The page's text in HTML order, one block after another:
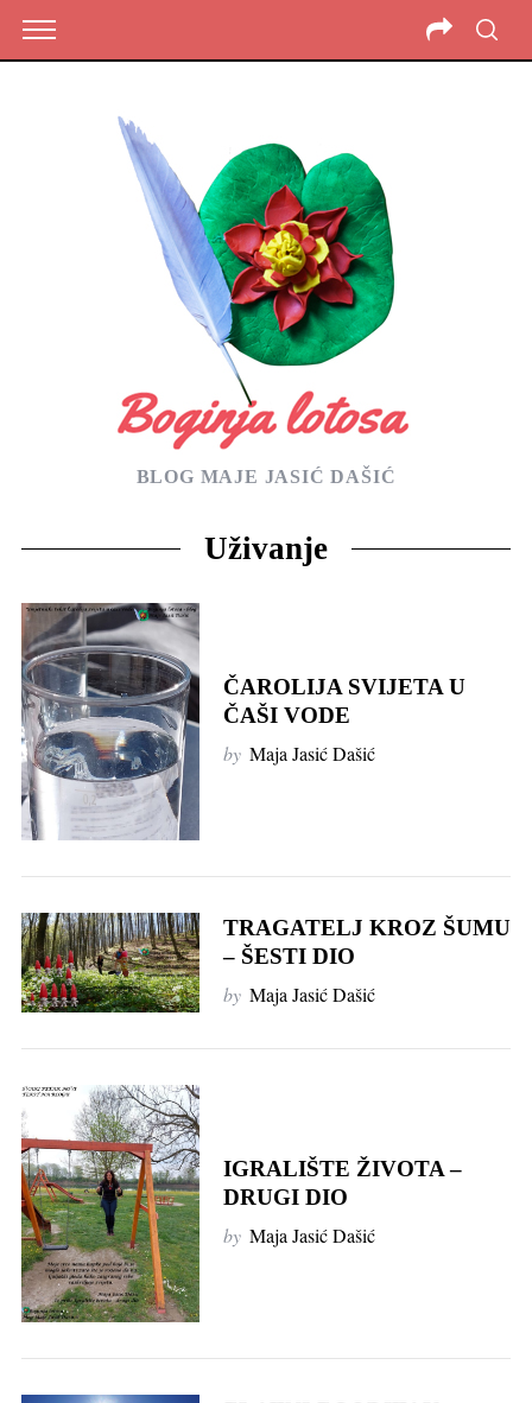
BLOG MAJE JASIĆ DAŠIĆ
Uživanje
ČAROLIJA SVIJETA U
ČAŠI VODE
by Maja Jasić Dašić
TRAGATELJ KROZ ŠUMU
– ŠESTI DIO
by Maja Jasić Dašić
IGRALIŠTE ŽIVOTA –
DRUGI DIO
by Maja Jasić Dašić